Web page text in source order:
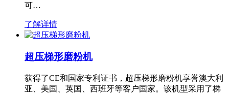
可…
了解详情
超压梯形磨粉机
获得了CE和国家专利证书，超压梯形磨粉机享誉澳大利
亚、美国、英国、西班牙等客户国家。该机型采用了梯